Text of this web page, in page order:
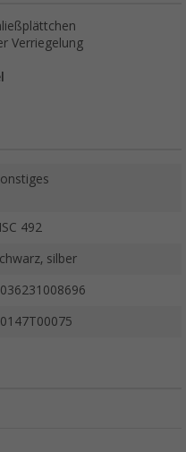
Verriegelung
492
silber